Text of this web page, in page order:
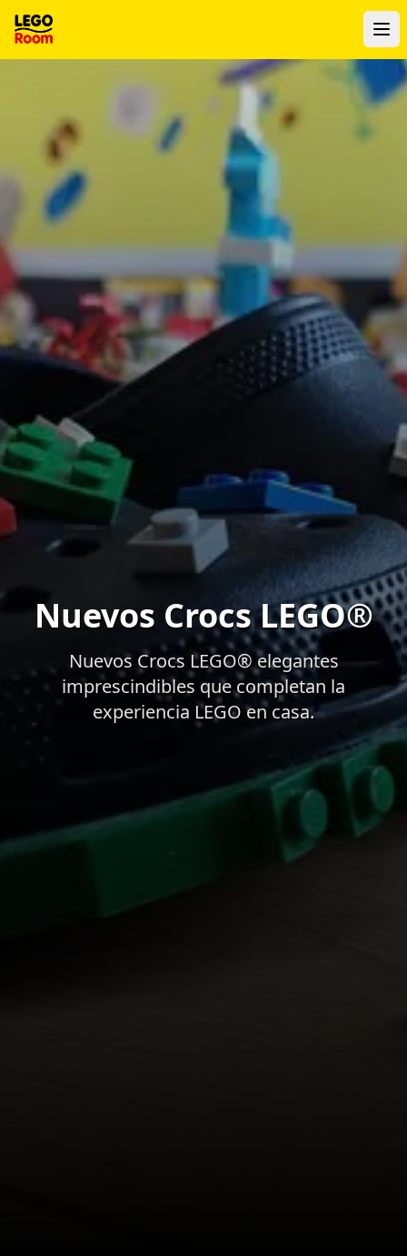
Ir al contenido principal
Nuevos Crocs LEGO®
Nuevos Crocs LEGO® elegantes
imprescindibles que completan la
experiencia LEGO en casa.